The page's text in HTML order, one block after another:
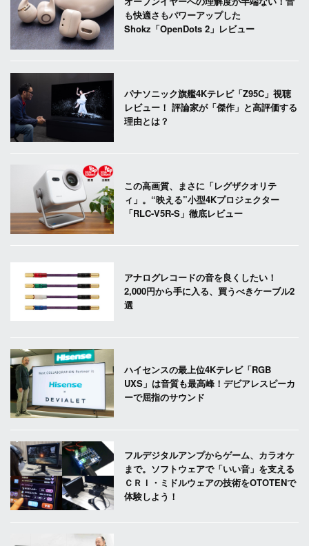
も快適さもパワーアップした
Shokz「OpenDots 2」レビュー
パナソニック旗艦4Kテレビ「Z95C」視聴
レビュー！ 評論家が「傑作」と高評価する
理由とは？
この高画質、まさに「レグザクオリテ
ィ」。“映える”小型4Kプロジェクター
「RLC-V5R-S」徹底レビュー
アナログレコードの音を良くしたい！
2,000円から手に入る、買うべきケーブル2
選
ハイセンスの最上位4Kテレビ「RGB
UXS」は音質も最高峰！デビアレスピーカ
ーで屈指のサウンド
フルデジタルアンプからゲーム、カラオケ
まで。ソフトウェアで「いい音」を支える
ＣＲＩ・ミドルウェアの技術をOTOTENで
体験しよう！